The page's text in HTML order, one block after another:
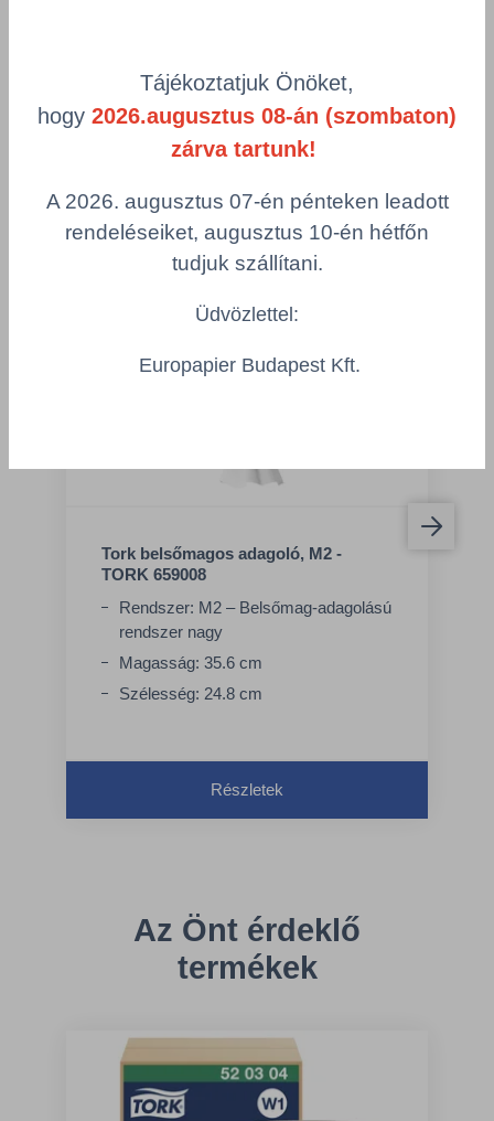
Tork belsőmagos adagoló, M2 -
TORK 659008
Rendszer: M2 – Belsőmag-adagolású
rendszer nagy
Magasság: 35.6 cm
Szélesség: 24.8 cm
Részletek
Az Önt érdeklő
termékek
Tájékoztatjuk Önöket,
hogy 2026.augusztus 08-án (szombaton)
zárva tartunk!
A 2026. augusztus 07-én pénteken leadott
rendeléseiket, augusztus 10-én hétfőn
tudjuk szállítani.
Üdvözlettel:
Europapier Budapest Kft.